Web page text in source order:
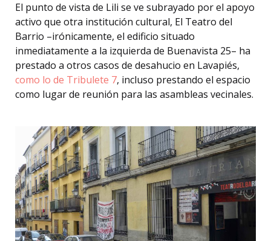
El punto de vista de Lili se ve subrayado por el apoyo
activo que otra institución cultural, El Teatro del
Barrio –irónicamente, el edificio situado
inmediatamente a la izquierda de Buenavista 25– ha
prestado a otros casos de desahucio en Lavapiés,
como lo de Tribulete 7, incluso prestando el espacio
como lugar de reunión para las asambleas vecinales.